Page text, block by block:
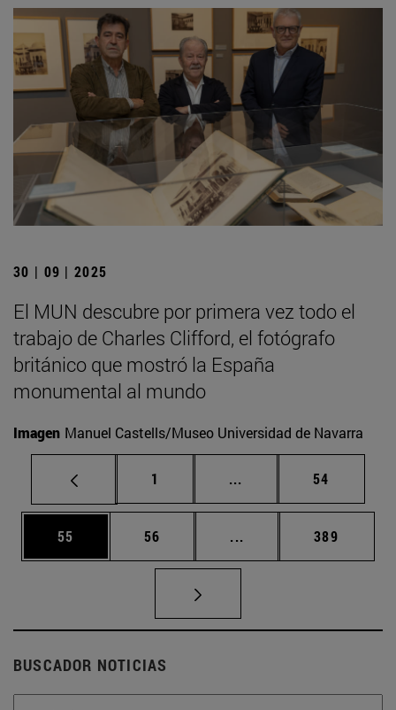
30 | 09 | 2025
El MUN descubre por primera vez todo el
trabajo de Charles Clifford, el fotógrafo
británico que mostró la España
monumental al mundo
Imagen Manuel Castells/Museo Universidad de Navarra
Página
1 ... Páginas intermedias
Página
54
Página
55 Página
56 ... Páginas intermedias
Página
389
BUSCADOR NOTICIAS